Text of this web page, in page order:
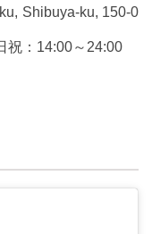
Shibuya-ku, 150-0
祝：14:00～24:00